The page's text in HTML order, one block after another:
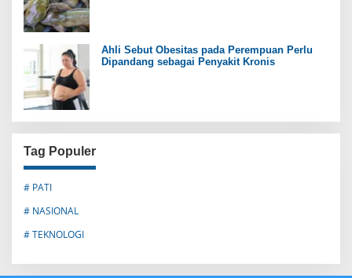
Ahli Sebut Obesitas pada Perempuan Perlu
Dipandang sebagai Penyakit Kronis
Tag Populer
# PATI
# NASIONAL
# TEKNOLOGI